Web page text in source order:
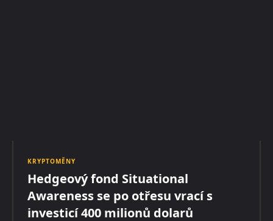
KRYPTOMĚNY
Hedgeový fond Situational
Awareness se po otřesu vrací s
investicí 400 milionů dolarů